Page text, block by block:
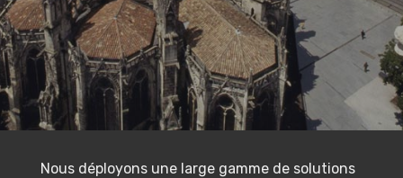
Nous déployons une large gamme de solutions